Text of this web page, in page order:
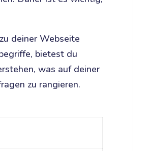
deiner Webseite
bietest du
was auf deiner
zu rangieren.